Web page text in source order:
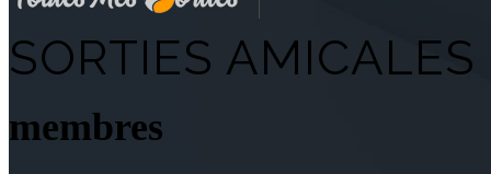
SORTIES
membres